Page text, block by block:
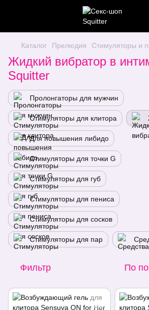
Каталог Прелюдия Стимуляторы и
Жидкий вибратор в
Squitter
Пролонгаторы для мужчин
Стимуляторы для клитора
Для повышения либидо
Стимуляторы для точки G
Стимуляторы для губ
Стимуляторы для пениса
Стимуляторы для сосков
Стимуляторы для пар
Фильтр По